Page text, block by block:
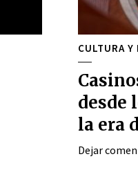
CULTURA
desde
la era
Dejar